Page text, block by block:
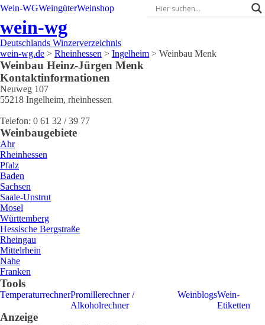
Wein-WGWeingüterWeinshop
wein-wg
Deutschlands Winzerverzeichnis
wein-wg.de > Rheinhessen > Ingelheim > Weinbau Menk
Weinbau Heinz-Jürgen Menk
Kontaktinformationen
Neuweg 107
55218 Ingelheim, rheinhessen
Telefon: 0 61 32 / 39 77
Weinbaugebiete
Ahr
Rheinhessen
Pfalz
Baden
Sachsen
Saale-Unstrut
Mosel
Württemberg
Hessische Bergstraße
Rheingau
Mittelrhein
Nahe
Franken
Tools
TemperaturrechnerPromillerechner /
Alkoholrechner
WeinblogsWein-
Etiketten
Anzeige